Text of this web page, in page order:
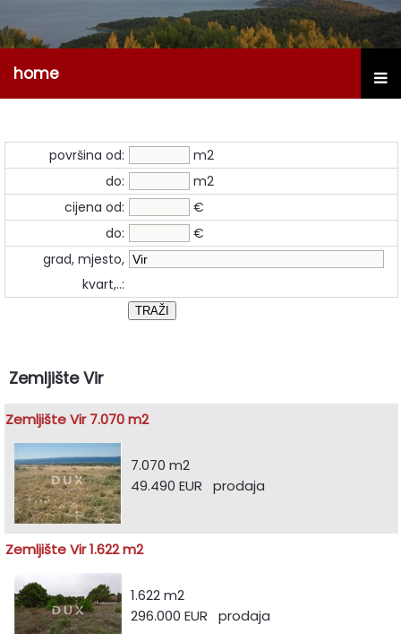
home
površina od:
m2
do:
m2
cijena od:
€
do:
€
grad, mjesto,
kvart,..:
Zemljište Vir
Zemljište Vir 7.070 m2
7.070 m2
49.490 EUR prodaja
Zemljište Vir 1.622 m2
1.622 m2
296.000 EUR prodaja